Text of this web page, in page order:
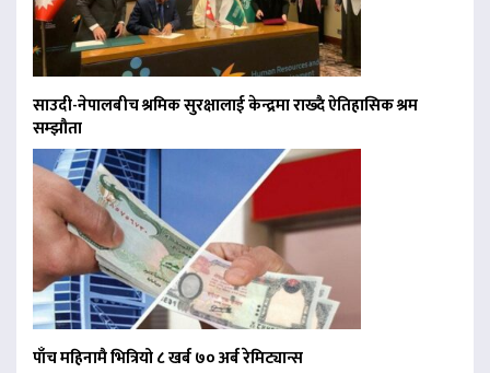
साउदी-नेपालबीच श्रमिक सुरक्षालाई केन्द्रमा राख्दै ऐतिहासिक श्रम
सम्झौता
पाँच महिनामै भित्रियो ८ खर्ब ७० अर्ब रेमिट्यान्स